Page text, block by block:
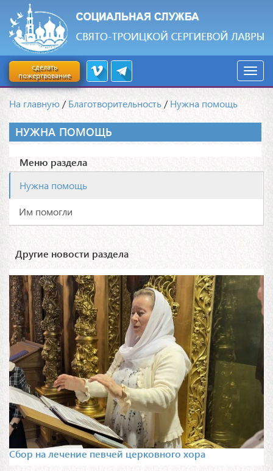
сделать
пожертвование
На главную /Благотворительность /Нужна помощь
НУЖНА ПОМОЩЬ
Меню раздела
Нужна помощь
Им помогли
Другие новости раздела
Сбор на лечение певчей церковного хора